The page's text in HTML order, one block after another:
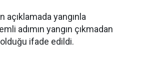
açıklamada yangınla
adımın yangın çıkmadan
ifade edildi.